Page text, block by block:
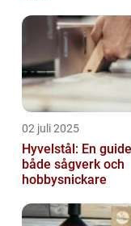
02 juli 2025
Hyvelstål: En
både sågverk och
hobbysnickare